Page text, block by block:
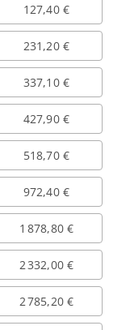
127,40 €
231,20 €
337,10 €
427,90 €
518,70 €
972,40 €
1 878,80 €
2 332,00 €
2 785,20 €